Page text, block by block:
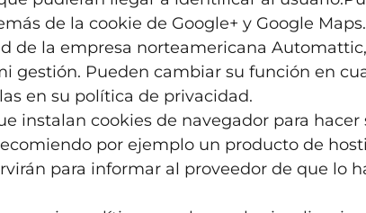
de la cookie de Google+ y Google Maps.
de la empresa norteamericana
gestión. Pueden cambiar su función en
en su política de privacidad.
instalan cookies de navegador para
por ejemplo un producto de
para informar al proveedor de que lo